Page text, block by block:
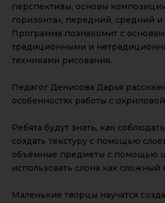
перспективы, основы
горизонта», передний, средний
Программа познакомит с
традиционными и
техниками рисования.
Педагог Денисова Дарья
особенностях работы с акрил
Ребята будут знать, как
создать текстуру с помощью
объёмные предметы с помощью
использовать слона как сложный
Маленькие творцы научатся